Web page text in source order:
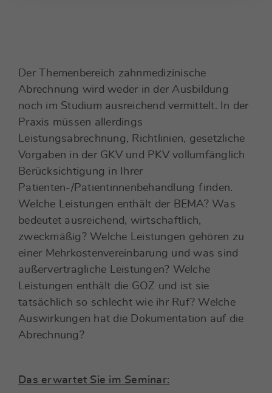
Der Themenbereich zahnmedizinische
Abrechnung wird weder in der Ausbildung
noch im Studium ausreichend vermittelt. In der
Praxis müssen allerdings
Leistungsabrechnung, Richtlinien, gesetzliche
Vorgaben in der GKV und PKV vollumfänglich
Berücksichtigung in Ihrer
Patienten-/Patientinnenbehandlung finden.
Welche Leistungen enthält der BEMA? Was
bedeutet ausreichend, wirtschaftlich,
zweckmäßig? Welche Leistungen gehören zu
einer Mehrkostenvereinbarung und was sind
außervertragliche Leistungen? Welche
Leistungen enthält die GOZ und ist sie
tatsächlich so schlecht wie ihr Ruf? Welche
Auswirkungen hat die Dokumentation auf die
Abrechnung?
Das erwartet Sie im Seminar: